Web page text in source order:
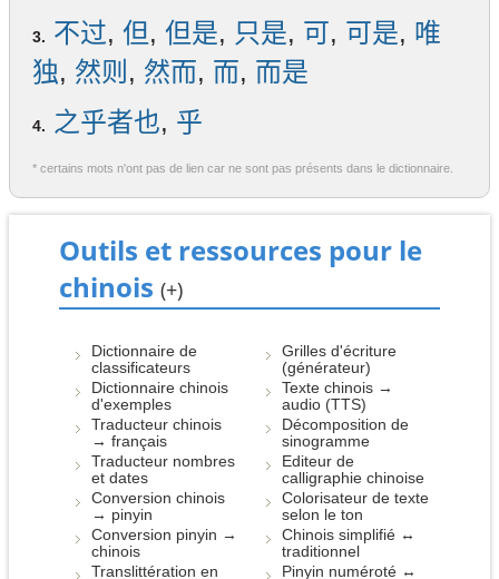
3. 不过, 但, 但是, 只是, 可, 可是, 唯
独, 然则 , 然而, 而, 而是
4. 之乎者也, 乎
* certains mots n'ont pas de lien car ne sont pas présents dans le dictionnaire.
Outils et ressources pour le
chinois (+)
Dictionnaire de
classificateurs
Dictionnaire chinois
d'exemples
Traducteur chinois
→ français
Traducteur nombres
et dates
Conversion chinois
→ pinyin
Conversion pinyin →
chinois
Translittération en
Grilles d'écriture
(générateur)
Texte chinois →
audio (TTS)
Décomposition de
sinogramme
Editeur de
calligraphie chinoise
Colorisateur de texte
selon le ton
Chinois simplifié ↔
traditionnel
Pinyin numéroté ↔